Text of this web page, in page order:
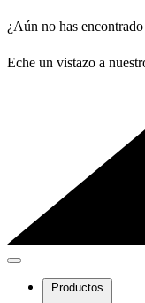
¿Aún no has encontrado
Eche un vistazo a
Productos